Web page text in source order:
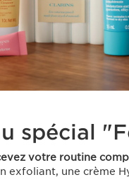
spécial
votre routine
exfoliant, une crème